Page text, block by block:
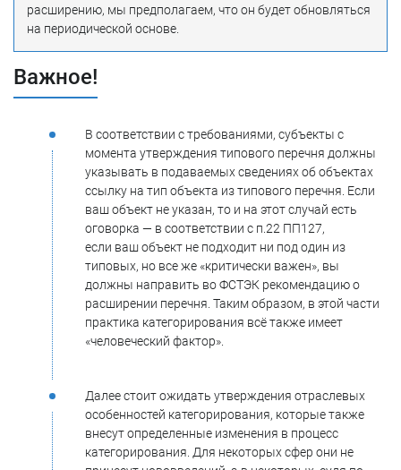
расширению, мы предполагаем, что он будет обновляться
на периодической основе.
Важное!
В соответствии с требованиями, субъекты с
момента утверждения типового перечня должны
указывать в подаваемых сведениях об объектах
ссылку на тип объекта из типового перечня. Если
ваш объект не указан, то и на этот случай есть
оговорка — в соответствии с п.22 ПП127,
если ваш объект не подходит ни под один из
типовых, но все же «критически важен», вы
должны направить во ФСТЭК рекомендацию о
расширении перечня. Таким образом, в этой части
практика категорирования всё также имеет
«человеческий фактор».
Далее стоит ожидать утверждения отраслевых
особенностей категорирования, которые также
внесут определенные изменения в процесс
категорирования. Для некоторых сфер они не